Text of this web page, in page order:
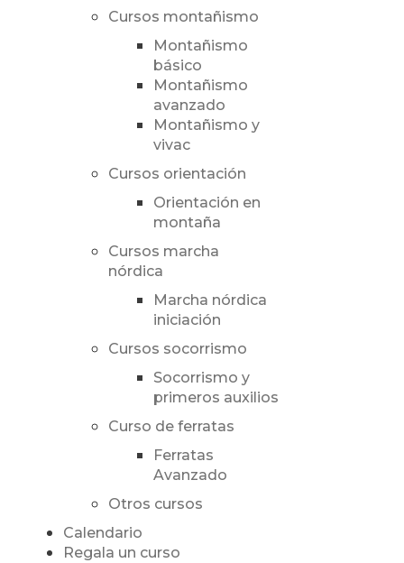
Cursos montañismo
Montañismo
básico
Montañismo
avanzado
Montañismo y
vivac
Cursos orientación
Orientación en
montaña
Cursos marcha
nórdica
Marcha nórdica
iniciación
Cursos socorrismo
Socorrismo y
primeros auxilios
Curso de ferratas
Ferratas
Avanzado
Otros cursos
Calendario
Regala un curso